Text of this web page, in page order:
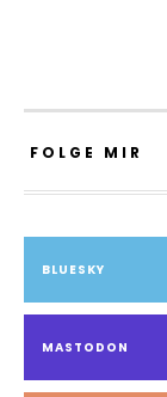
FOLGE MIR
BLUESKY
MASTODON